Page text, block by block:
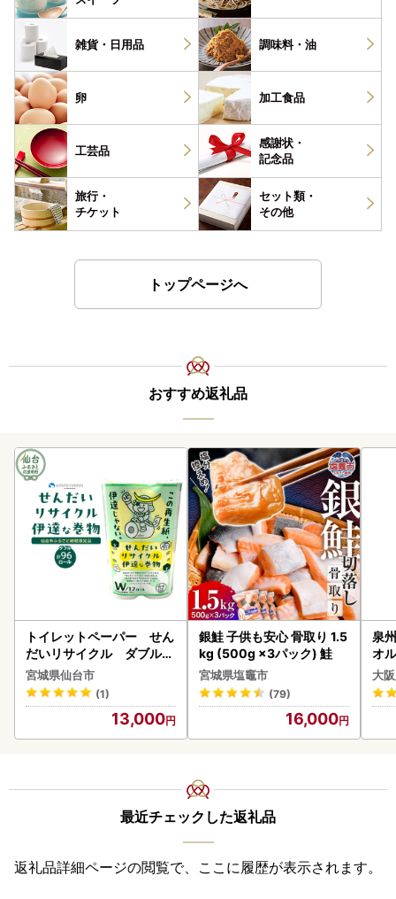
雑貨・ 日用品 調味料・ 油
卵 加工食品
工芸品
感謝状・
記念品
旅行・
チケット
セット類・
その他
トップページへ
おすすめ返礼品
トイレットペーパー せん
だいリサイクル ダブル9
6ロール｜トイレット
宮城県仙台市
(1)
13,000
銀鮭 子供も安心 骨取り 1.5
kg (500g ×3パック) 鮭
宮城県塩竈市
(79)
16,000
泉
オ
大
最近チェックした返礼品
返礼品詳細ページの閲覧で、ここに履歴が表示されます。